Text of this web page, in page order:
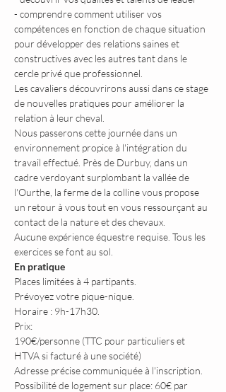
- comprendre comment utiliser vos
compétences en fonction de chaque situation
pour développer des relations saines et
constructives avec les autres tant dans le
cercle privé que professionnel.
Les cavaliers découvrirons aussi dans ce stage
de nouvelles pratiques pour améliorer la
relation à leur cheval.
Nous passerons cette journée dans un
environnement propice à l'intégration du
travail effectué. Près de Durbuy, dans un
cadre verdoyant surplombant la vallée de
l'Ourthe, la ferme de la colline vous propose
un retour à vous tout en vous ressourçant au
contact de la nature et des chevaux.
Aucune expérience équestre requise. Tous les
exercices se font au sol.
En pratique
Places limitées à 4 partipants.
Prévoyez votre pique-nique.
Horaire : 9h-17h30.
Prix:
190€/personne (TTC pour particuliers et
HTVA si facturé à une société)
Adresse précise communiquée à l'inscription.
Possibilité de logement sur place: 60€ par